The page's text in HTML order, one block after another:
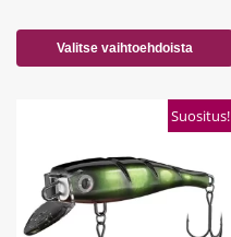
Valitse vaihtoehdoista
Suositus!